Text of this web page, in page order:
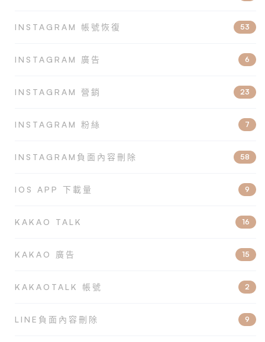
INSTAGRAM 帳號恢復 53
INSTAGRAM 廣告 6
INSTAGRAM 營銷 23
INSTAGRAM 粉絲 7
INSTAGRAM負面內容刪除 58
IOS APP 下載量 9
KAKAO TALK 16
KAKAO 廣告 15
KAKAOTALK 帳號 2
LINE負面內容刪除 9